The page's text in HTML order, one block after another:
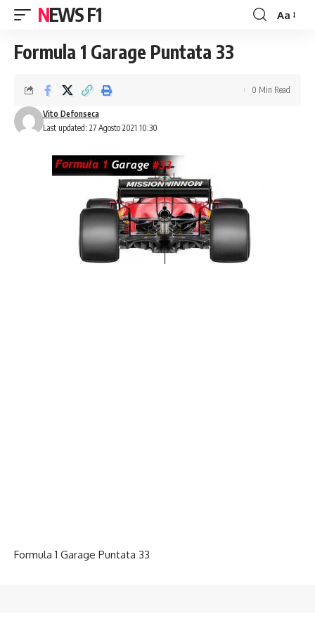
NEWS F1
Font
Aa
Formula 1 Garage Puntata 33
Last updated: 27 Agosto 2021 10:30
Vito Defonseca
0 Min Read
Formula 1 Garage Puntata 33